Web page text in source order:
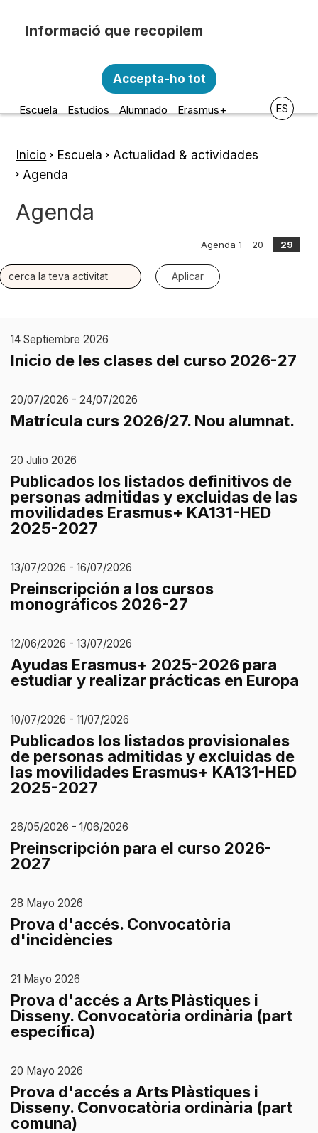
Escola d'Art i Disseny de la
Diputació a Tarragona
Escuela Estudios Alumnado Erasmus+ ES
Ruta
navegación
Inicio Escuela Actualidad & actividades
Agenda
Agenda
Agenda 1 - 20 29
14 Septiembre 2026
Inicio de les clases del curso 2026-27
20/07/2026 - 24/07/2026
Matrícula curs 2026/27. Nou alumnat.
20 Julio 2026
Publicados los listados definitivos de
personas admitidas y excluidas de las
movilidades Erasmus+ KA131-HED
2025-2027
13/07/2026 - 16/07/2026
Preinscripción a los cursos
monográficos 2026-27
12/06/2026 - 13/07/2026
Ayudas Erasmus+ 2025-2026 para
estudiar y realizar prácticas en Europa
10/07/2026 - 11/07/2026
Publicados los listados provisionales
de personas admitidas y excluidas de
las movilidades Erasmus+ KA131-HED
2025-2027
26/05/2026 - 1/06/2026
Preinscripción para el curso 2026-
2027
28 Mayo 2026
Prova d'accés. Convocatòria
d'incidències
21 Mayo 2026
Prova d'accés a Arts Plàstiques i
Disseny. Convocatòria ordinària (part
específica)
20 Mayo 2026
Prova d'accés a Arts Plàstiques i
Disseny. Convocatòria ordinària (part
comuna)
personal amb les següents finalitats:
Funcionalitat, Analítica.
Accepta-ho tot